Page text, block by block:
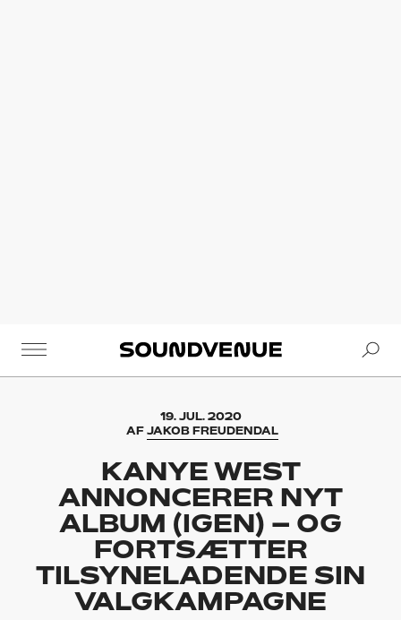
Soundvenue
19. JUL. 2020
AFJAKOB FREUDENDAL
KANYE WEST
ANNONCERER NYT
ALBUM (IGEN) – OG
FORTSÆTTER
TILSYNELADENDE SIN
VALGKAMPAGNE